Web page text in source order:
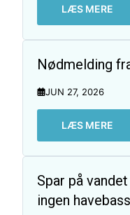
LÆS MERE
Nødmelding
JUN 27, 2026
LÆS MERE
Spar på
ingen